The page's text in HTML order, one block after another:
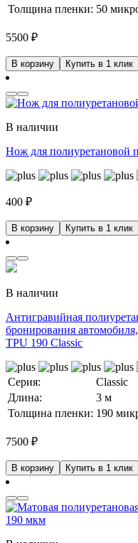
Толщина пленки: 50
5500 ₽
В корзину Купить в 1 клик
В наличии
Нож для полиуретановой
400 ₽
В корзину Купить в 1 клик
В наличии
Антигравийная
бронирования
TPU 190 Classic
Серия:
Classic
Длина:
3 м
Толщина пленки: 190
7500 ₽
В корзину Купить в 1 клик